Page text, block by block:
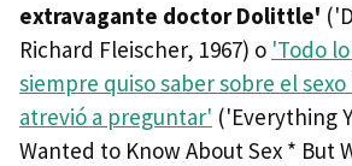
extravagante doctor Dolittle'
Richard Fleischer, 1967) o 'Todo
siempre quiso saber sobre el
atrevió a preguntar' ('Everything
Wanted to Know About Sex * But